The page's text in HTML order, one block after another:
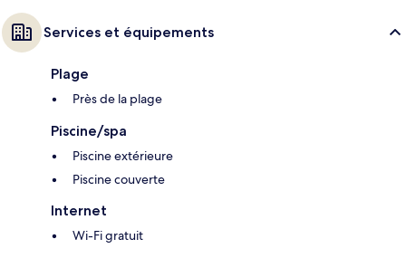
Services et équipements
Plage
Près de la plage
Piscine/spa
Piscine extérieure
Piscine couverte
Internet
Wi-Fi gratuit